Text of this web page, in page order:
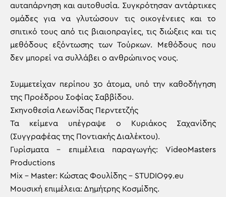
αυταπάρνηση και αυτοθυσία. Συγκρότησαν αντάρτικες
ομάδες για να γλυτώσουν τις οικογένειες και το
σπιτικό τους από τις βιαιοπραγίες, τις διώξεις και τις
μεθόδους εξόντωσης των Τούρκων. Μεθόδους που
δεν μπορεί να συλλάβει ο ανθρώπινος νους.
Συμμετείχαν περίπου 30 άτομα, υπό την καθοδήγηση
της Προέδρου Σοφίας Σαββίδου.
Σκηνοθεσία Λεωνίδας Περντετζής
Τα κείμενα υπέγραψε ο Κυριάκος Σαχανίδης
(Συγγραφέας της Ποντιακής Διαλέκτου).
Γυρίσματα – επιμέλεια παραγωγής: VideoMasters
Productions
Mix – Master: Κώστας Φουλίδης – STUDIO99.eu
Μουσική επιμέλεια: Δημήτρης Κοσμίδης.